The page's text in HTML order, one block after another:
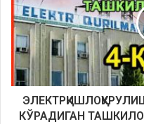
КЎРАДИГАН